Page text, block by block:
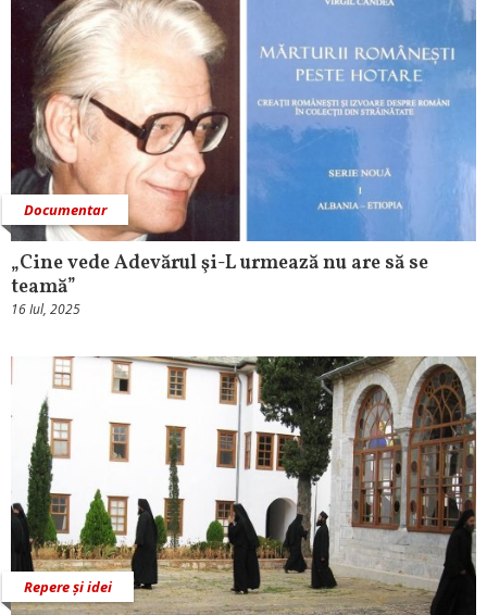
Documentar
„Cine vede Adevărul şi-L urmează nu are să se
teamă”
16 Iul, 2025
Repere și idei